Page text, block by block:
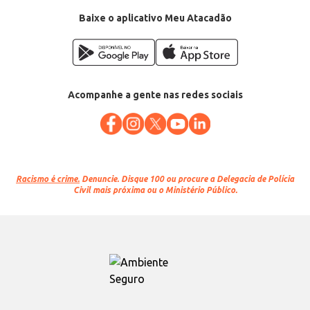
Baixe o aplicativo Meu Atacadão
Acompanhe a gente nas redes sociais
Racismo é crime. Denuncie. Disque 100 ou procure a Delegacia de Polícia
Civil mais próxima ou o Ministério Público.